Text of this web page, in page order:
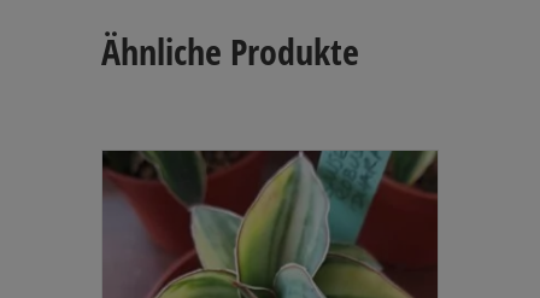
auf
der
Produktseite
werden
Ähnliche Produkte